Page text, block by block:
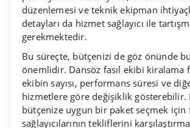
düzenlemesi ve teknik ekipman
detayları da hizmet sağlayıcı ile
gerekmektedir.
Bu süreçte, bütçenizi de göz önünde
önemlidir. Dansöz fasıl ekibi kiralama
ekibin sayısı, performans süresi ve
hizmetlere göre değişiklik gösterebilir.
bütçenize uygun bir paket seçmek için
sağlayıcılarının tekliflerini